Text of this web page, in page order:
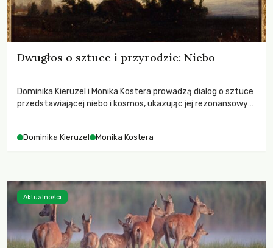
Dwugłos o sztuce i przyrodzie: Niebo
Dominika Kieruzel i Monika Kostera prowadzą dialog o sztuce
przedstawiającej niebo i kosmos, ukazując jej rezonansowy
Dominika Kieruzel Monika Kostera
Aktualności